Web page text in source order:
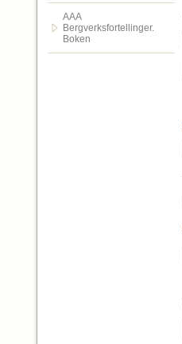
AAA
Bergverksfortellinger.
Boken